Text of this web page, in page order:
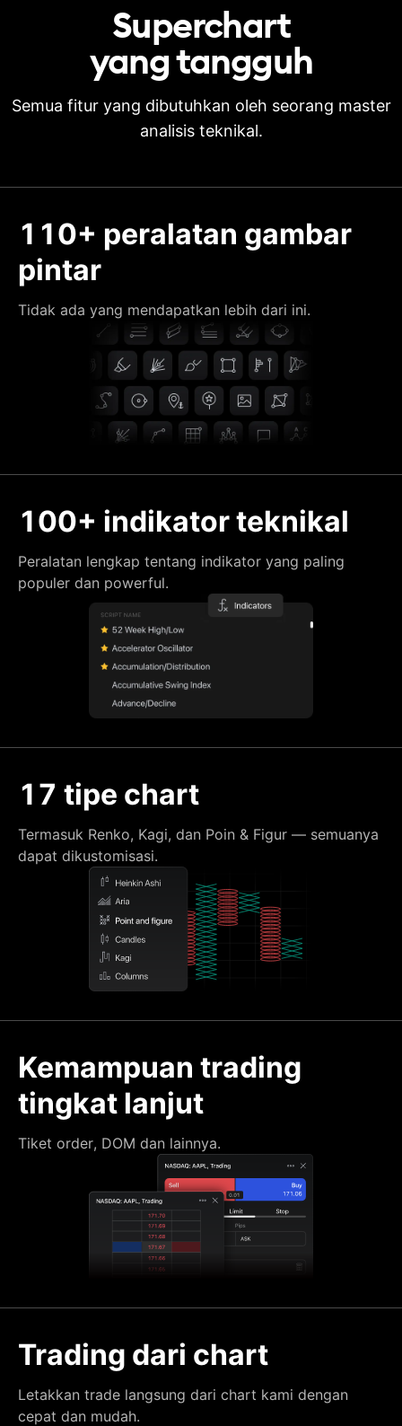
Superchart
yangtangguh
Semua fitur yang dibutuhkan oleh seorang master
analisis teknikal.
110+ peralatan gambar
pintar
Tidak ada yang mendapatkan lebih dari ini.
100+ indikator teknikal
Peralatan lengkap tentang indikator yang paling
populer dan powerful.
17 tipe chart
Termasuk Renko, Kagi, dan Poin & Figur — semuanya
dapat dikustomisasi.
Kemampuan trading
tingkat lanjut
Tiket order, DOM dan lainnya.
Trading dari chart
Letakkan trade langsung dari chart kami dengan
cepat dan mudah.